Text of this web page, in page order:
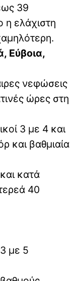
39
η ελάχιστη
Εύβοια,
νεφώσεις
ώρες στη
3 με 4 και
και βαθμιαία
κατά
40
3 με 5